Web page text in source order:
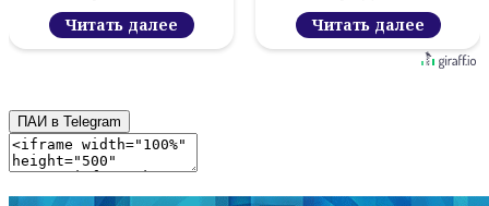
Читать далее Читать далее
ПАИ в Telegram